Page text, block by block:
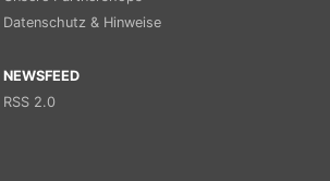
Datenschutz & Hinweise
NEWSFEED
RSS 2.0